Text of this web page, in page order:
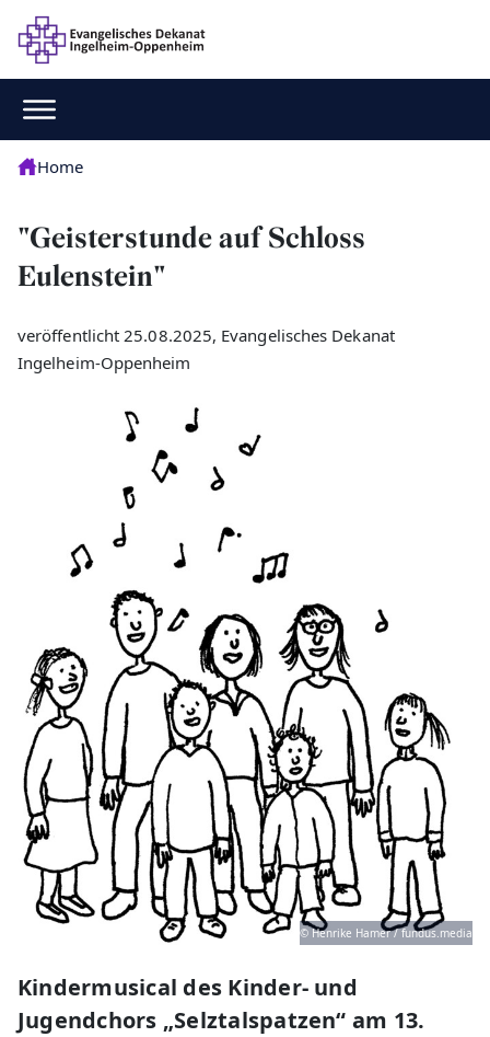
Home
"Geisterstunde auf Schloss
Eulenstein"
veröffentlicht 25.08.2025, Evangelisches Dekanat
Ingelheim-Oppenheim
© Henrike Hamer / fundus.media
Kindermusical des Kinder- und
Jugendchors „Selztalspatzen“ am 13.